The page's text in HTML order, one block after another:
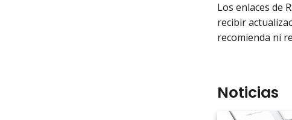
Los enlaces de
recibir
recomienda ni
Noticias